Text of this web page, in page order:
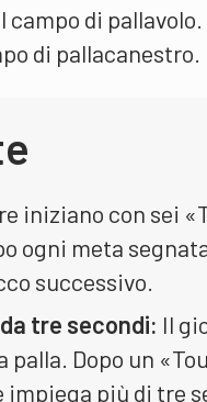
campo di
di pallacanestro.
iniziano con sei
ogni meta
successivo.
tre secondi: Il
palla. Dopo un
impiega più di tre